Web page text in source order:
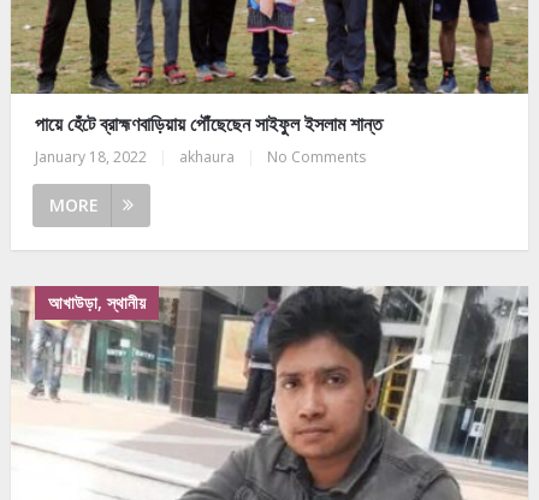
পায়ে হেঁটে ব্রাহ্মণবাড়িয়ায় পৌঁছেছেন সাইফুল ইসলাম শান্ত
January 18, 2022 akhaura No Comments
MORE
আখাউড়া, স্থানীয়